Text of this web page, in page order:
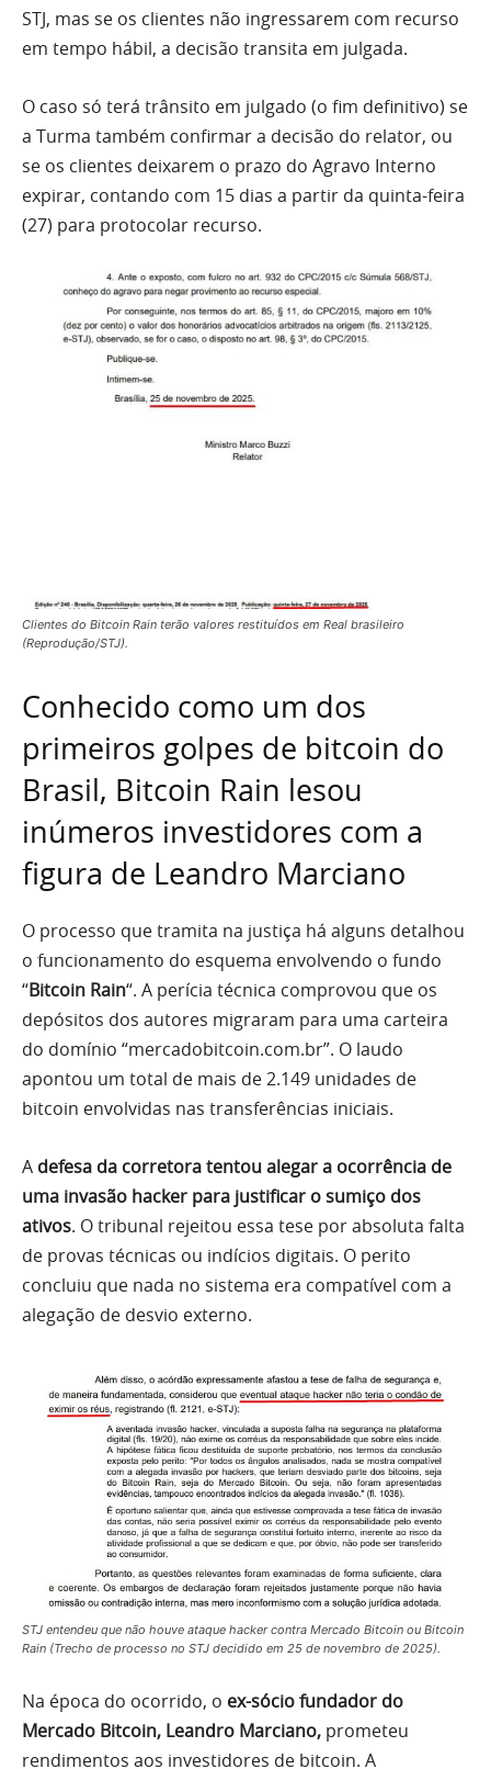
STJ, mas se os clientes não ingressarem com recurso
em tempo hábil, a decisão transita em julgada.
O caso só terá trânsito em julgado (o fim definitivo) se
a Turma também confirmar a decisão do relator, ou
se os clientes deixarem o prazo do Agravo Interno
expirar, contando com 15 dias a partir da quinta-feira
(27) para protocolar recurso.
Clientes do Bitcoin Rain terão valores restituídos em Real brasileiro
(Reprodução/STJ).
Conhecido como um dos
primeiros golpes de bitcoin do
Brasil, Bitcoin Rain lesou
inúmeros investidores com a
figura de Leandro Marciano
O processo que tramita na justiça há alguns detalhou
o funcionamento do esquema envolvendo o fundo
“Bitcoin Rain“. A perícia técnica comprovou que os
depósitos dos autores migraram para uma carteira
do domínio “mercadobitcoin.com.br”. O laudo
apontou um total de mais de 2.149 unidades de
bitcoin envolvidas nas transferências iniciais.
A defesa da corretora tentou alegar a ocorrência de
uma invasão hacker para justificar o sumiço dos
ativos. O tribunal rejeitou essa tese por absoluta falta
de provas técnicas ou indícios digitais. O perito
concluiu que nada no sistema era compatível com a
alegação de desvio externo.
STJ entendeu que não houve ataque hacker contra Mercado Bitcoin ou Bitcoin
Rain (Trecho de processo no STJ decidido em 25 de novembro de 2025).
Na época do ocorrido, o ex-sócio fundador do
Mercado Bitcoin, Leandro Marciano, prometeu
rendimentos aos investidores de bitcoin. A